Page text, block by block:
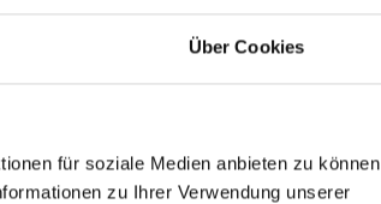
Über Cookies
für soziale Medien anbieten zu können
zu Ihrer Verwendung unserer